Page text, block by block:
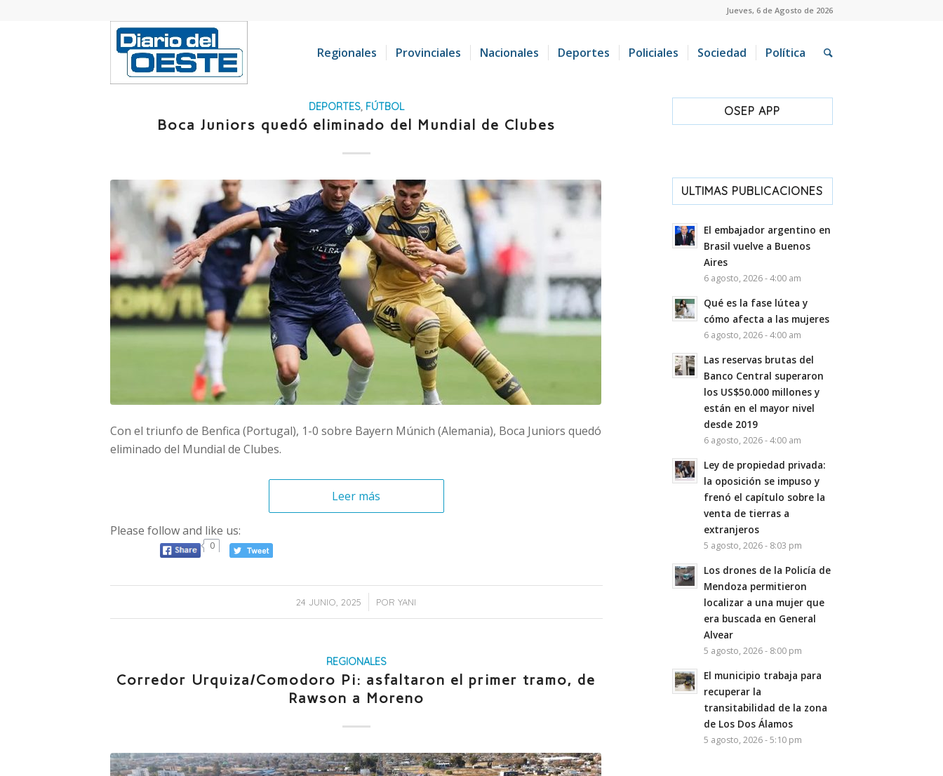
Jueves, 6 de Agosto de 2026
Regionales Provinciales Nacionales Deportes Policiales Sociedad Política
DEPORTES, FÚTBOL
Boca Juniors quedó eliminado del Mundial de Clubes
Con el triunfo de Benfica (Portugal), 1-0 sobre Bayern Múnich (Alemania), Boca Juniors quedó
eliminado del Mundial de Clubes.
Leer más
Please follow and like us:
0
24 JUNIO, 2025
/ PORYANI
REGIONALES
Corredor Urquiza/Comodoro Pi: asfaltaron el primer tramo, de
Rawson a Moreno
OSEP APP
ULTIMAS PUBLICACIONES
El embajador argentino en
Brasil vuelve a Buenos
Aires
6 agosto, 2026 - 4:00 am
Qué es la fase lútea y
cómo afecta a las mujeres
6 agosto, 2026 - 4:00 am
Las reservas brutas del
Banco Central superaron
los US$50.000 millones y
están en el mayor nivel
desde 2019
6 agosto, 2026 - 4:00 am
Ley de propiedad privada:
la oposición se impuso y
frenó el capítulo sobre la
venta de tierras a
extranjeros
5 agosto, 2026 - 8:03 pm
Los drones de la Policía de
Mendoza permitieron
localizar a una mujer que
era buscada en General
Alvear
5 agosto, 2026 - 8:00 pm
El municipio trabaja para
recuperar la
transitabilidad de la zona
de Los Dos Álamos
5 agosto, 2026 - 5:10 pm